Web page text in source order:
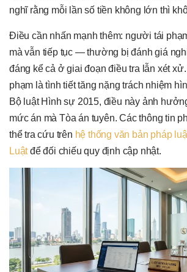
nghĩ rằng mỗi lần số tiền không lớn thì
Điều cần nhấn mạnh thêm: người tái
mà vẫn tiếp tục — thường bị đánh giá
đáng kể cả ở giai đoạn điều tra lẫn xét
phạm là tình tiết tăng nặng trách nhiệm
Bộ luật Hình sự 2015, điều này ảnh
mức án mà Tòa án tuyên. Các thông tin
thể tra cứu trên hệ thống văn bản pháp
Luậtđể đối chiếu quy định cập nhật.